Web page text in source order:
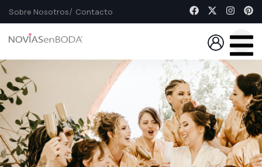
Sobre Nosotros Contacto